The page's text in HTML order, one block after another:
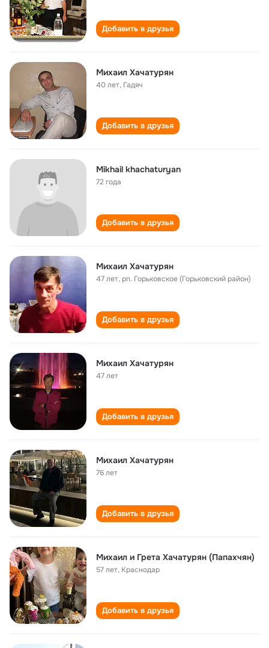
Добавить в друзья
Михаил Хачатурян
40 лет, Гадяч
Добавить в друзья
Mikhail khachaturyan
72 года
Добавить в друзья
Михаил Хачатурян
47 лет,рп. Горьковское (Горьковский район)
Добавить в друзья
Михаил Хачатурян
47 лет
Добавить в друзья
Михаил Хачатурян
76 лет
Добавить в друзья
Михаил и Грета Хачатурян (Папахчян)
57 лет, Краснодар
Добавить в друзья